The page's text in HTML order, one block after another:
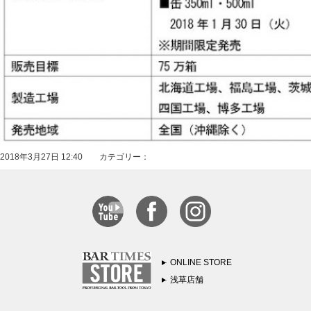
2018年3月27日 12:40 カテゴリー：
ONLINE STORE
浅草店舗